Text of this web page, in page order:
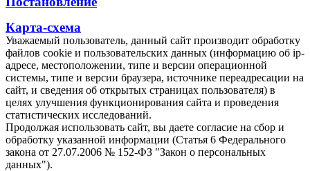
Карта-схема
Уважаемый пользователь, данный сайт производит обработку
файлов cookie и пользовательских данных (информацию об ip-
адресе, местоположении, типе и версии операционной
системы, типе и версии браузера, источнике переадресации на
сайт, и сведения об открытых страницах пользователя) в
целях улучшения функционирования сайта и проведения
статистических исследований.
Продолжая использовать сайт, вы даете согласие на сбор и
обработку указанной информации (Статья 6 Федерального
закона от 27.07.2006 № 152-ФЗ "Закон о персональных
данных").